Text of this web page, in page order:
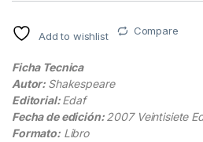
Add to wishlist Compare
Ficha Tecnica
Autor: Shakespeare
Editorial:Edaf
Fecha de edición: 2007 Veintisiete
Formato:Libro